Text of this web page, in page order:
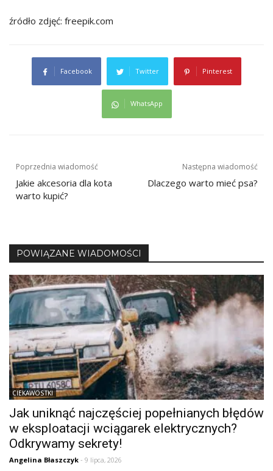
źródło zdjęć: freepik.com
Facebook Twitter Pinterest
WhatsApp
Nawigacja
wpisu
Poprzednia wiadomość
Jakie akcesoria dla kota
warto kupić?
Następna wiadomość
Dlaczego warto mieć psa?
POWIĄZANE WIADOMOŚCI
CIEKAWOSTKI
Jak uniknąć najczęściej popełnianych błędów
w eksploatacji wciągarek elektrycznych?
Odkrywamy sekrety!
Angelina Błaszczyk - 9 lipca, 2026